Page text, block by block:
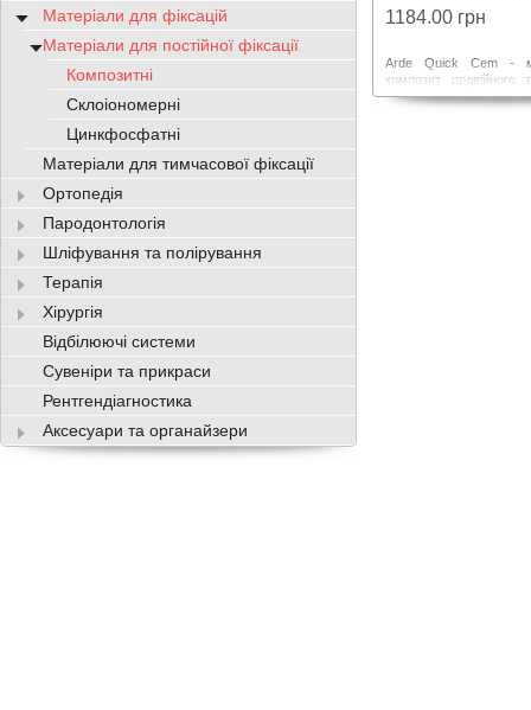
твердіння
1184.00 грн
Arde Quick Cem -
композит подвійного
постійної фіксації
Матеріали для фіксацій
Матеріали для постійної фіксації
Композитні
Склоіономерні
Цинкфосфатні
Матеріали для тимчасової фіксації
Ортопедія
Пародонтологія
Шліфування та полірування
Терапія
Хірургія
Відбілюючі системи
Сувеніри та прикраси
Рентгендіагностика
Аксесуари та органайзери